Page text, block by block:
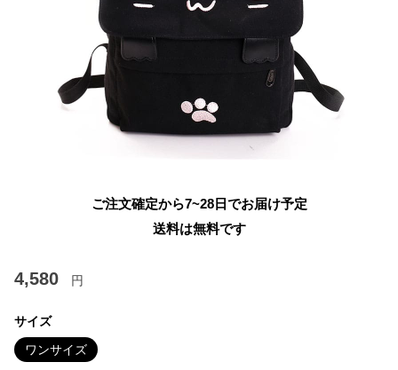
ご注文確定から7~28日でお届け予定
送料は無料です
4,580 円
サイズ
ワンサイズ